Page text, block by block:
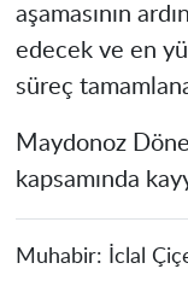
aşamasının
edecek ve en
süreç
Maydonoz
kapsamında
Muhabir: İclal